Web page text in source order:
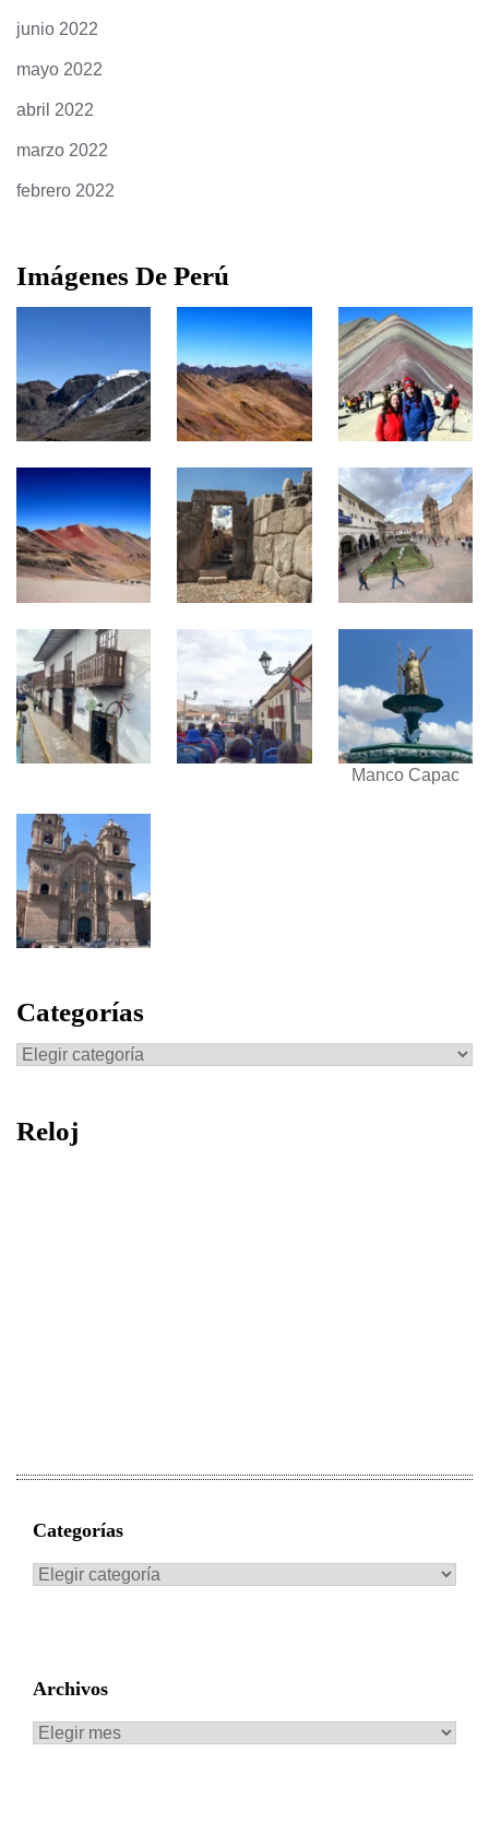
junio 2022
mayo 2022
abril 2022
marzo 2022
febrero 2022
Imágenes De Perú
Manco Capac
Categorías
Categorías
Reloj
Categorías
Categorías
Archivos
Archivos